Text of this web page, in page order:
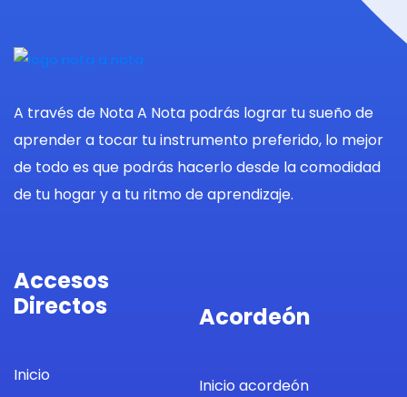
A través de Nota A Nota podrás lograr tu sueño de
aprender a tocar tu instrumento preferido, lo mejor
de todo es que podrás hacerlo desde la comodidad
de tu hogar y a tu ritmo de aprendizaje.
Accesos
Directos
Inicio
Acordeón
Inicio acordeón